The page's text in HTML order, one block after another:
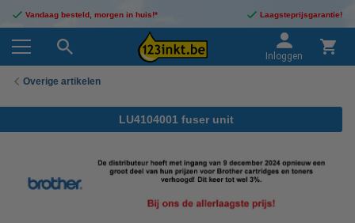
Vandaag besteld, morgen in huis!* Laagsteprijsgarantie!
Inloggen
Overige artikelen
LU4104001 fuser unit